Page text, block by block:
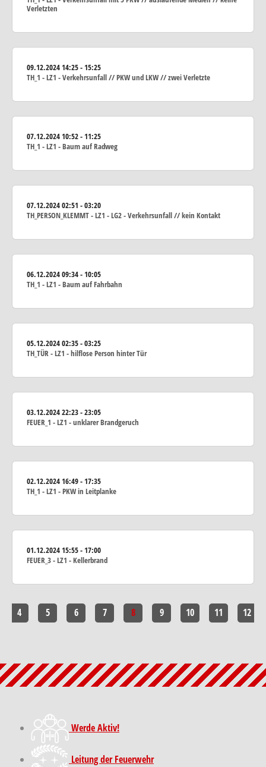
Verletzten
09.12.202414:25 - 15:25
TH_1 - LZ1 - Verkehrsunfall // PKW und LKW // zwei Verletzte
07.12.202410:52 - 11:25
TH_1 - LZ1 - Baum auf Radweg
07.12.202402:51 - 03:20
TH_PERSON_KLEMMT - LZ1 - LG2 - Verkehrsunfall // kein Kontakt
06.12.202409:34 - 10:05
TH_1 - LZ1 - Baum auf Fahrbahn
05.12.202402:35 - 03:25
TH_TÜR - LZ1 - hilflose Person hinter Tür
03.12.202422:23 - 23:05
FEUER_1 - LZ1 - unklarer Brandgeruch
02.12.202416:49 - 17:35
TH_1 - LZ1 - PKW in Leitplanke
01.12.202415:55 - 17:00
FEUER_3 - LZ1 - Kellerbrand
4 5 6 7 8 9 10 11 12
Werde Aktiv!
Leitung der Feuerwehr